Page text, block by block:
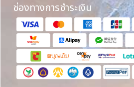
ช่องทางการชำระเงิน